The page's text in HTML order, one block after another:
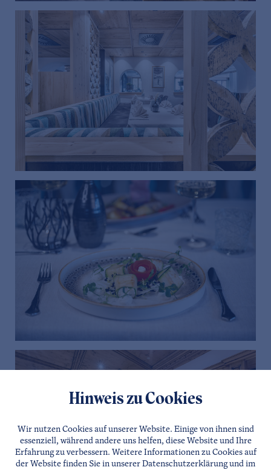
Hinweis zu Cookies
Wir nutzen Cookies auf unserer Website. Einige von ihnen sind
essenziell, während andere uns helfen, diese Website und Ihre
Erfahrung zu verbessern. Weitere Informationen zu Cookies auf
der Website finden Sie in unserer Datenschutzerklärungund im